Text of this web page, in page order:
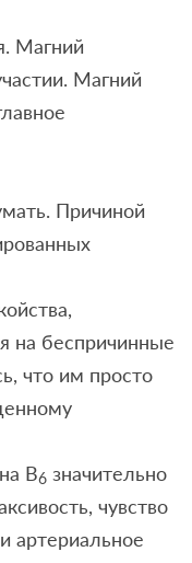
Магний
Магний
Причиной
на беспричинные
что им просто
В6 значительно
чувство
артериальное